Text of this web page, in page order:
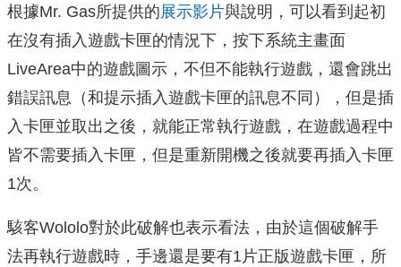
根據Mr. Gas所提供的展示影片與說明，可以看到起初
在沒有插入遊戲卡匣的情況下，按下系統主畫面
LiveArea中的遊戲圖示，不但不能執行遊戲，還會跳出
錯誤訊息（和提示插入遊戲卡匣的訊息不同），但是插
入卡匣並取出之後，就能正常執行遊戲，在遊戲過程中
皆不需要插入卡匣，但是重新開機之後就要再插入卡匣
1次。
駭客Wololo對於此破解也表示看法，由於這個破解手
法再執行遊戲時，手邊還是要有1片正版遊戲卡匣，所